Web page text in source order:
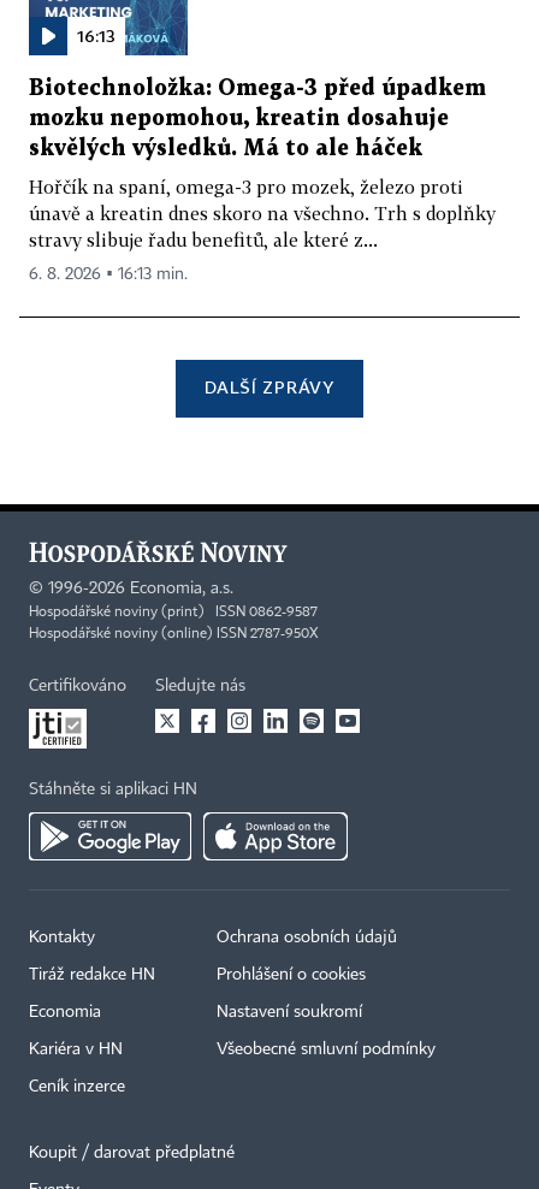
16:13
Biotechnoložka: Omega-3 před úpadkem
mozku nepomohou, kreatin dosahuje
skvělých výsledků. Má to ale háček
Hořčík na spaní, omega-3 pro mozek, železo proti
únavě a kreatin dnes skoro na všechno. Trh s doplňky
stravy slibuje řadu benefitů, ale které z...
6. 8. 2026 ▪ 16:13 min.
DALŠÍ ZPRÁVY
© 1996-2026 Economia, a.s.
Hospodářské noviny (print) ISSN 0862-9587
Hospodářské noviny (online) ISSN 2787-950X
Certifikováno Sledujte nás
Stáhněte si aplikaci HN
Kontakty
Tiráž redakce HN
Economia
Kariéra v HN
Ceník inzerce
Ochrana osobních údajů
Prohlášení o cookies
Nastavení soukromí
Všeobecné smluvní podmínky
Koupit / darovat předplatné